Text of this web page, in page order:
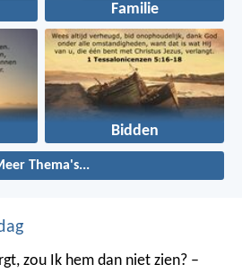
Familie
Bidden
Thema's...
zou Ik hem dan niet zien? –